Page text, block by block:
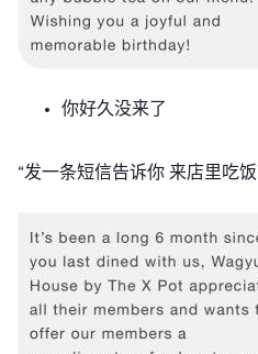
你好久没来了
“发一条短信告诉你 来店里吃